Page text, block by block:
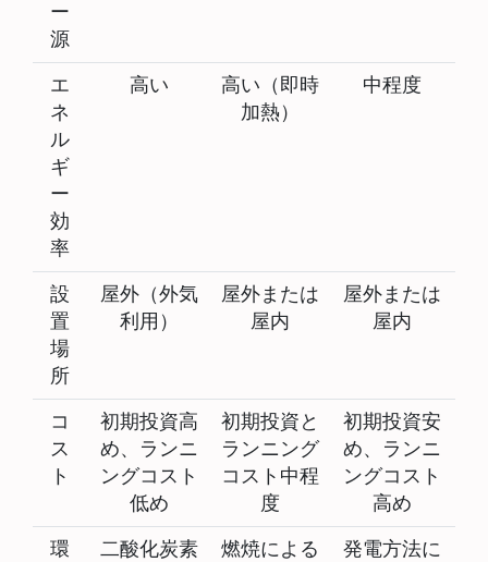
ー
源
エ
ネ
ル
ギ
ー
効
率
高い
高い（即時
加熱）
中程度
設
置
場
所
屋外（外気
利用）
屋外または
屋内
屋外または
屋内
コ
ス
ト
初期投資高
め、ランニ
ングコスト
低め
初期投資と
ランニング
コスト中程
度
初期投資安
め、ランニ
ングコスト
高め
環
二酸化炭素
燃焼による
発電方法に